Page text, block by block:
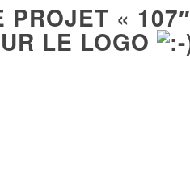
PROJET « 107″
LE LOGO